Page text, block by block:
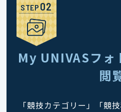
STEP
My UNIVASフォ
閲
「競技カテゴリー」「競